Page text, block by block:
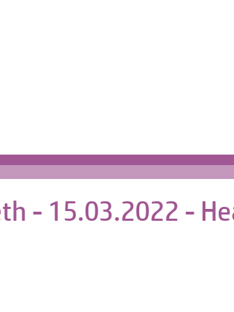
- 15.03.2022 -